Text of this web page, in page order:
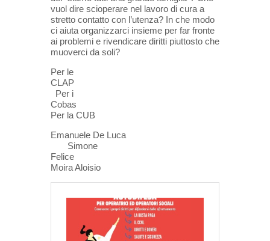
vuol dire scioperare nel lavoro di cura a
stretto contatto con l’utenza? In che modo
ci aiuta organizzarci insieme per far fronte
ai problemi e rivendicare diritti piuttosto che
muoverci da soli?
Per le
CLAP
Per i
Cobas
Per la CUB
Emanuele De Luca
Simone
Felice
Moira Aloisio